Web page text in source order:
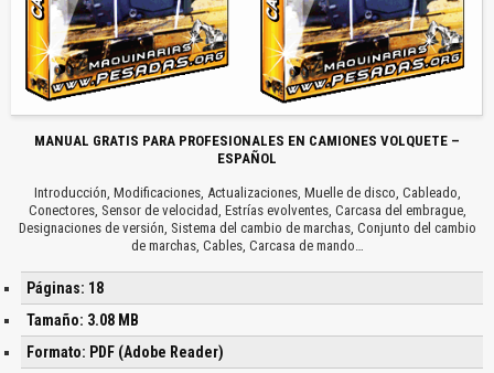
MANUAL GRATIS PARA PROFESIONALES EN CAMIONES VOLQUETE –
ESPAÑOL
Introducción, Modificaciones, Actualizaciones, Muelle de disco, Cableado,
Conectores, Sensor de velocidad, Estrías evolventes, Carcasa del embrague,
Designaciones de versión, Sistema del cambio de marchas, Conjunto del cambio
de marchas, Cables, Carcasa de mando…
Páginas: 18
Tamaño: 3.08 MB
Formato: PDF (Adobe Reader)